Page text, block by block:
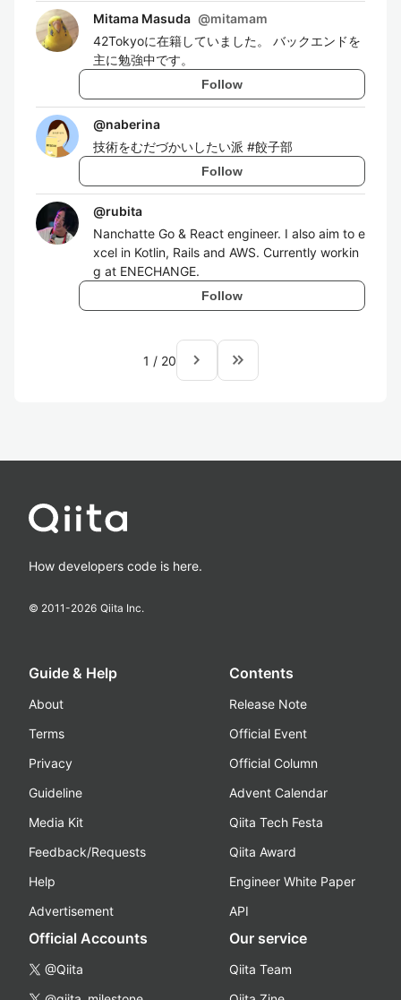
Mitama Masuda @mitamam
42Tokyoに在籍していました。 バックエンドを
主に勉強中です。
Follow
@naberina
技術をむだづかいしたい派 #餃子部
Follow
@rubita
Nanchatte Go & React engineer. I also aim to e
xcel in Kotlin, Rails and AWS. Currently workin
g at ENECHANGE.
Follow
1 / 20 navigate_next keyboard_double_arrow_right
How developers code is here.
© 2011-2026 Qiita Inc.
Guide & Help
About
Terms
Privacy
Guideline
Media Kit
Feedback/Requests
Help
Advertisement
Contents
Release Note
Official Event
Official Column
Advent Calendar
Qiita Tech Festa
Qiita Award
Engineer White Paper
API
Official Accounts
@Qiita
Our service
Qiita Team